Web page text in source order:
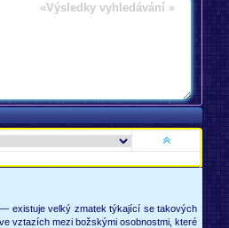
«Výsledky vyhledávání »
existuje velký zmatek týkající se takových
vztazích mezi božskými osobnostmi, které